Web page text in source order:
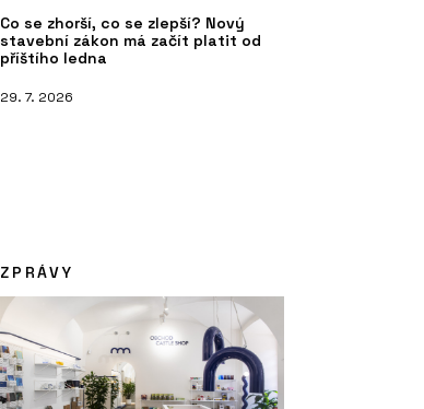
ČLÁNKY
ARCHITECT@WORK poprvé v Česku:
Je to úplně jiný veletrh architektury
a designu, říká jeho organizátorka
Co se zhorší, co se zlepší? Nový
stavební zákon má začít platit od
příštího ledna
29. 7. 2026
ZPRÁVY